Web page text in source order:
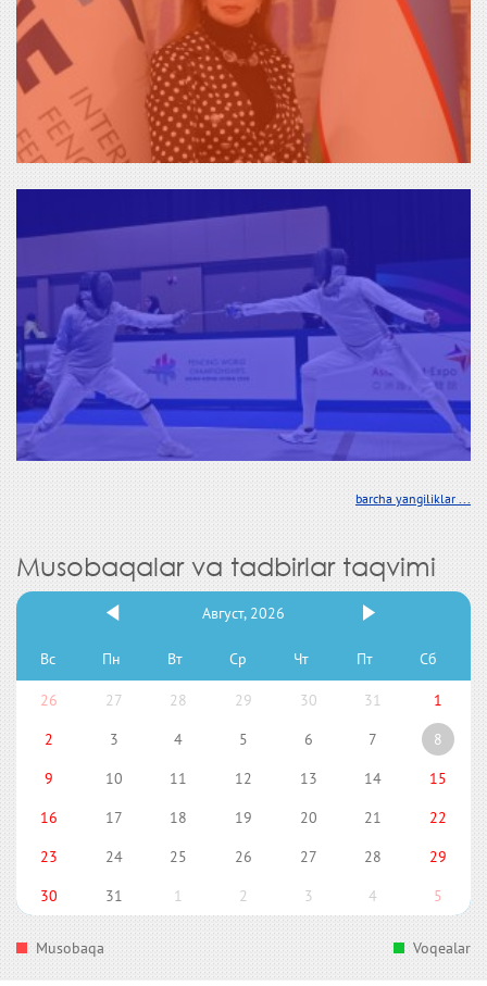
barcha yangiliklar ...
Musobaqalar va tadbirlar taqvimi
Август, 2026
Вс Пн Вт Ср Чт Пт Сб
26 27 28 29 30 31
1
2
3 4 5 6 7
8
9
10 11 12 13 14
15
16
17 18 19 20 21
22
23
24 25 26 27 28
29
30
31 1 2 3 4 5
Musobaqa Voqealar